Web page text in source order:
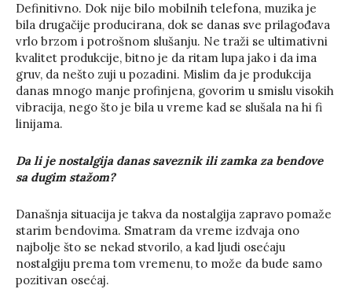
Definitivno. Dok nije bilo mobilnih telefona, muzika je
bila drugačije producirana, dok se danas sve prilagođava
vrlo brzom i potrošnom slušanju. Ne traži se ultimativni
kvalitet produkcije, bitno je da ritam lupa jako i da ima
gruv, da nešto zuji u pozadini. Mislim da je produkcija
danas mnogo manje profinjena, govorim u smislu visokih
vibracija, nego što je bila u vreme kad se slušala na hi fi
linijama.
Da li je nostalgija danas saveznik ili zamka za bendove
sa dugim stažom?
Današnja situacija je takva da nostalgija zapravo pomaže
starim bendovima. Smatram da vreme izdvaja ono
najbolje što se nekad stvorilo, a kad ljudi osećaju
nostalgiju prema tom vremenu, to može da bude samo
pozitivan osećaj.